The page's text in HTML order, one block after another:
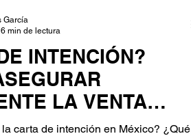
INTENCIÓN?
LA VENTA
EN MÉXICO?
carta de intención en México? ¿Qué
García
6 min de lectura